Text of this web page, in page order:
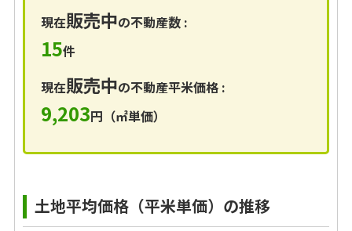
現在販売中の不動産数 :
15件
現在販売中の不動産平米価格 :
9,203円（㎡単価）
土地平均価格（平米単価）の推移